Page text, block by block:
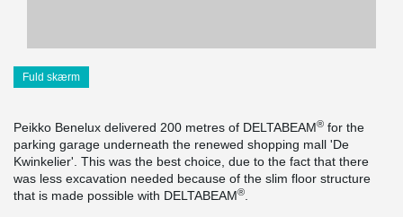
Fuld skærm
Peikko Benelux delivered 200 metres of DELTABEAM® for the
parking garage underneath the renewed shopping mall 'De
Kwinkelier'. This was the best choice, due to the fact that there
was less excavation needed because of the slim floor structure
that is made possible with DELTABEAM®